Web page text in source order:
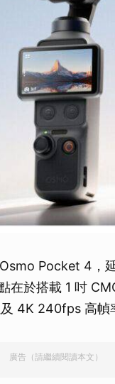
Pocket 4，
在於搭載 1 吋
4K 240fps 高幀
廣告（請繼續閱讀本文）